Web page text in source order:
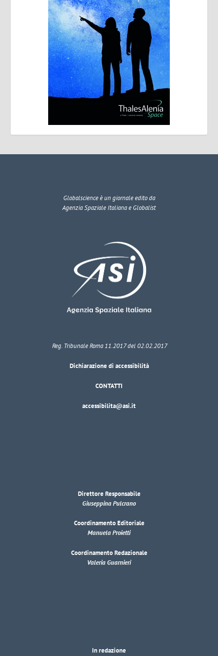
Globalscienceè un giornale edito da
Agenzia Spaziale Italiana e Globalist
Reg. Tribunale Roma 11.2017 del 02.02.2017
Dichiarazione di accessibilità
CONTATTI
accessibilita@asi.it
Direttore Responsabile
Giuseppina Pulcrano
Coordinamento Editoriale
Manuela Proietti
Coordinamento Redazionale
Valeria Guarnieri
In redazione